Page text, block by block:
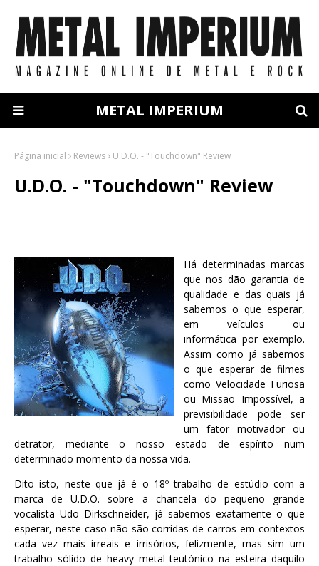
METAL IMPERIUM
Página inicial Reviews U.D.O. - "Touchdown" Review
U.D.O. - "Touchdown" Review
Há determinadas marcas
que nos dão garantia de
qualidade e das quais já
sabemos o que esperar,
em veículos ou
informática por exemplo.
Assim como já sabemos
o que esperar de filmes
como Velocidade Furiosa
ou Missão Impossível, a
previsibilidade pode ser
um fator motivador ou
detrator, mediante o nosso estado de espírito num
determinado momento da nossa vida.
Dito isto, neste que já é o 18º trabalho de estúdio com a
marca de U.D.O. sobre a chancela do pequeno grande
vocalista Udo Dirkschneider, já sabemos exatamente o que
esperar, neste caso não são corridas de carros em contextos
cada vez mais irreais e irrisórios, felizmente, mas sim um
trabalho sólido de heavy metal teutónico na esteira daquilo